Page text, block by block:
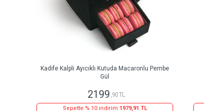
Kadife Kalpli Ayıcıklı Kutuda Macaronlu Pembe
Gül
2199 ,90 TL
Sepette % 10 indirim 1979,91 TL